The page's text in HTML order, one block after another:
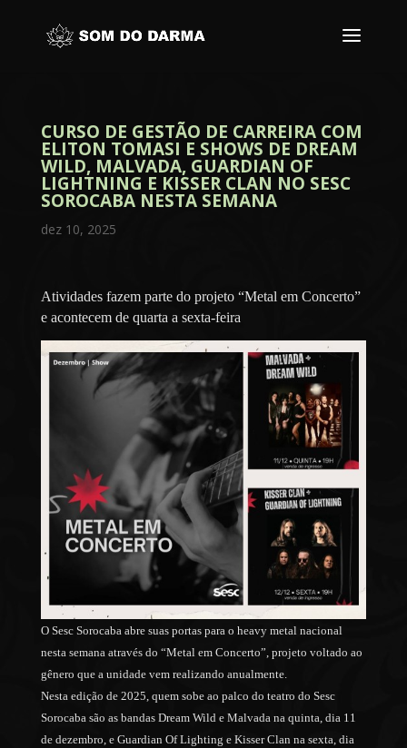
CURSO DE GESTÃO DE CARREIRA COM
ELITON TOMASI E SHOWS DE DREAM
WILD, MALVADA, GUARDIAN OF
LIGHTNING E KISSER CLAN NO SESC
SOROCABA NESTA SEMANA
dez 10, 2025
Atividades fazem parte do projeto “Metal em Concerto”
e acontecem de quarta a sexta-feira
O Sesc Sorocaba abre suas portas para o heavy metal nacional
nesta semana através do “Metal em Concerto”, projeto voltado ao
gênero que a unidade vem realizando anualmente.
Nesta edição de 2025, quem sobe ao palco do teatro do Sesc
Sorocaba são as bandas Dream Wild e Malvada na quinta, dia 11
de dezembro, e Guardian Of Lighting e Kisser Clan na sexta, dia